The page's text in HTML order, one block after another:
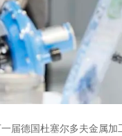
届德国杜塞尔多夫金属